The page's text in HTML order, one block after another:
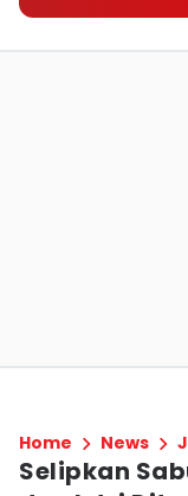
Home News
Selipkan